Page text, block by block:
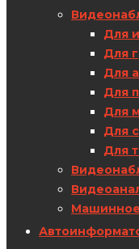
Для
Для
Для
Для
Для
Для
Для